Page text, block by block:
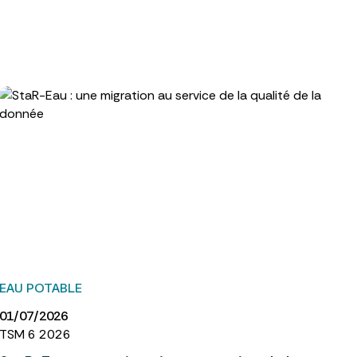
EAU POTABLE
01/07/2026
TSM 6 2026